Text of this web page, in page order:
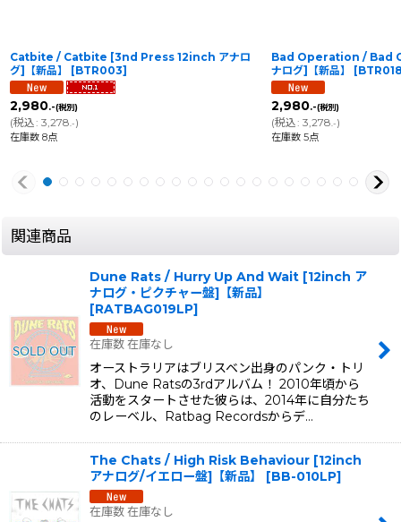
Catbite / Catbite [3nd Press 12inch アナロ
グ]【新品】
[BTR003]
2,980.-(税別)
(税込: 3,278.-)
在庫数 8点
Bad Operation / Bad
ナログ]【新品】
[
2,980.-(税別)
(税込: 3,278.-)
在庫数 5点
関連商品
Dune Rats / Hurry Up And Wait [12inch ア
ナログ・ピクチャー盤]【新品】
[RATBAG019LP]
在庫数 在庫なし
オーストラリアはブリスベン出身のパンク・トリ
オ、Dune Ratsの3rdアルバム！ 2010年頃から
活動をスタートさせた彼らは、2014年に自分たち
のレーベル、Ratbag Recordsからデ…
The Chats / High Risk Behaviour [12inch
アナログ/イエロー盤]【新品】
[BB-010LP]
在庫数 在庫なし